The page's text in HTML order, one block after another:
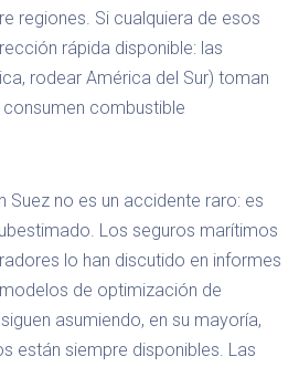
regiones. Si cualquiera de esos
rápida disponible: las
rodear América del Sur) toman
combustible
Suez no es un accidente raro: es
Los seguros marítimos
lo han discutido en informes
de optimización de
asumiendo, en su mayoría,
están siempre disponibles. Las